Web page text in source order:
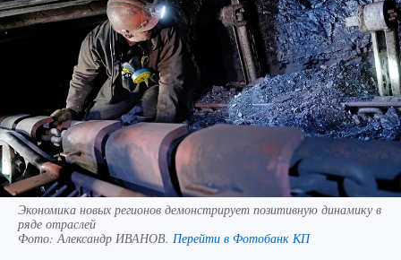
Экономика новых регионов демонстрирует позитивную динамику в
ряде отраслей
Фото: Александр ИВАНОВ. Перейти в Фотобанк КП